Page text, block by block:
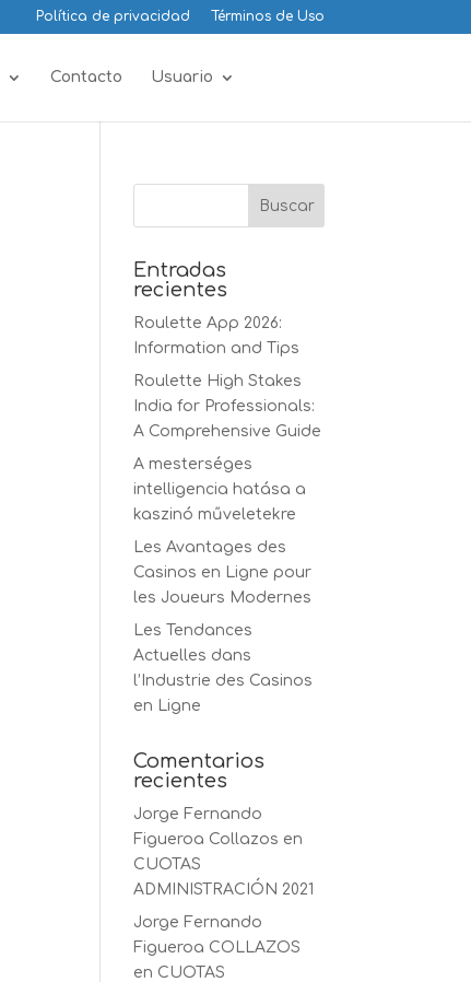
Política de privacidad Términos de Uso
Contacto Usuario
Entradas
recientes
Roulette App 2026:
Information and Tips
Roulette High Stakes
India for Professionals:
A Comprehensive Guide
A mesterséges
intelligencia hatása a
kaszinó műveletekre
Les Avantages des
Casinos en Ligne pour
les Joueurs Modernes
Les Tendances
Actuelles dans
l’Industrie des Casinos
en Ligne
Comentarios
recientes
Jorge Fernando
Figueroa Collazos en
CUOTAS
ADMINISTRACIÓN 2021
Jorge Fernando
Figueroa COLLAZOS
en CUOTAS